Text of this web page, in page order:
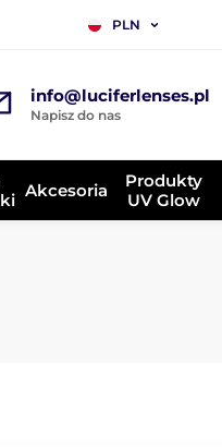
PLN
info@luciferlenses.pl
Napisz do nas
Akcesoria
Produkty
UV Glow